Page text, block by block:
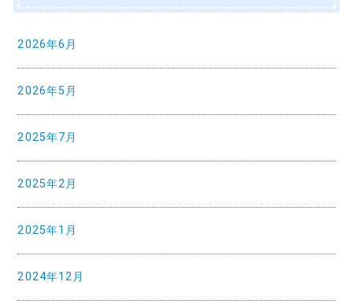
2026年6月
2026年5月
2025年7月
2025年2月
2025年1月
2024年12月